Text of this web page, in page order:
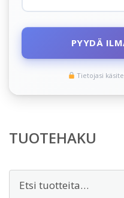
PYYDÄ
Tietojasi
TUOTEHAKU